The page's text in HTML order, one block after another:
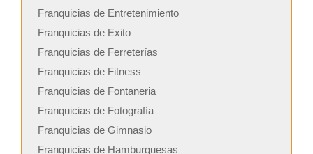
Franquicias de Entretenimiento
Franquicias de Exito
Franquicias de Ferreterías
Franquicias de Fitness
Franquicias de Fontaneria
Franquicias de Fotografía
Franquicias de Gimnasio
Franquicias de Hamburguesas